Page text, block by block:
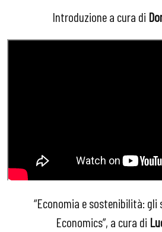
Introduzione a cura di
“Economia e sostenibilità: gli
Economics”, a cura di